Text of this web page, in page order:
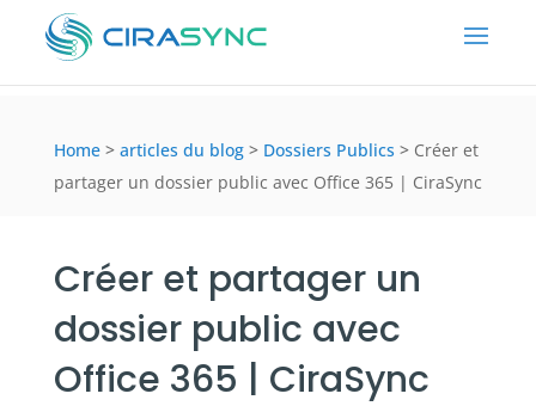
Home > articles du blog > Dossiers Publics > Créer et
partager un dossier public avec Office 365 | CiraSync
Créer et partager un
dossier public avec
Office 365 | CiraSync